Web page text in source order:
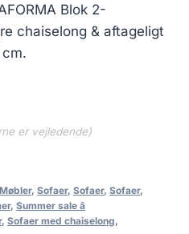
Blok 2-
chaiselong & aftageligt
er vejledende)
Møbler, Sofaer, Sofaer, Sofaer,
, Summer sale â
, Sofaer med chaiselong,